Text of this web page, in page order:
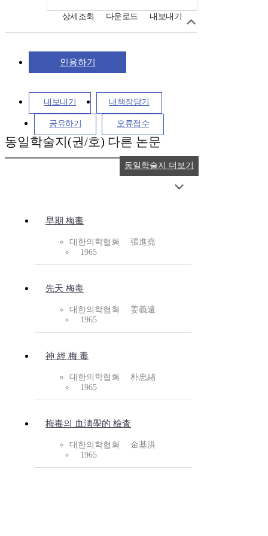
상세조회 다운로드 내보내기
인용하기
내보내기 내책장담기
공유하기 오류접수
동일학술지(권/호) 다른 논문
早期 梅毒
대한의학협회
張進堯
1965
先天 梅毒
대한의학협회
姜義遠
1965
神 經 梅 毒
대한의학협회
朴忠緖
1965
梅毒의 血淸學的 檢査
대한의학협회
金基洪
1965
동일학술지 더보기